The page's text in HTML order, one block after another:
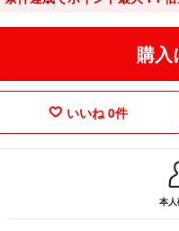
購入
いいね 0件
本